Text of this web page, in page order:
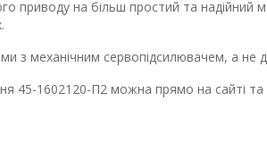
приводу на більш простий та
з механічним сервопідсилювачем, а не
45-1602120-П2 можна прямо на сайті